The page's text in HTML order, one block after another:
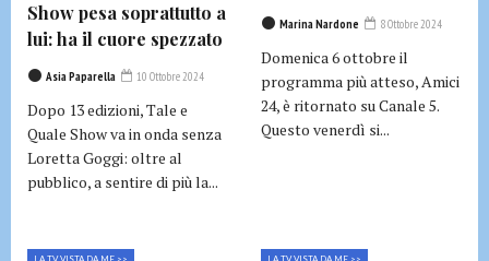
Show pesa soprattutto a
lui: ha il cuore spezzato
Asia Paparella 10 Ottobre 2024
Dopo 13 edizioni, Tale e
Quale Show va in onda senza
Loretta Goggi: oltre al
pubblico, a sentire di più la...
Marina Nardone 8 Ottobre 2024
Domenica 6 ottobre il
programma più atteso, Amici
24, è ritornato su Canale 5.
Questo venerdì si...
LA TV VISTA DA ME >> LA TV VISTA DA ME >>